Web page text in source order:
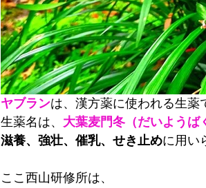
ヤブランは、漢方薬に使われる生薬
生薬名は、 大葉麦門冬（だいようば
滋養、強壮、催乳、せき止めに用い
ここ西山研修所は、